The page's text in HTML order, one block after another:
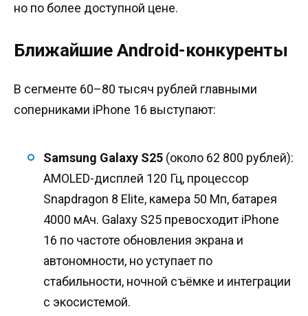
но по более доступной цене.
Ближайшие Android-конкуренты
В сегменте 60–80 тысяч рублей главными
соперниками iPhone 16 выступают:
Samsung Galaxy S25 (около 62 800 рублей):
AMOLED-дисплей 120 Гц, процессор
Snapdragon 8 Elite, камера 50 Мп, батарея
4000 мАч. Galaxy S25 превосходит iPhone
16 по частоте обновления экрана и
автономности, но уступает по
стабильности, ночной съёмке и интеграции
с экосистемой.